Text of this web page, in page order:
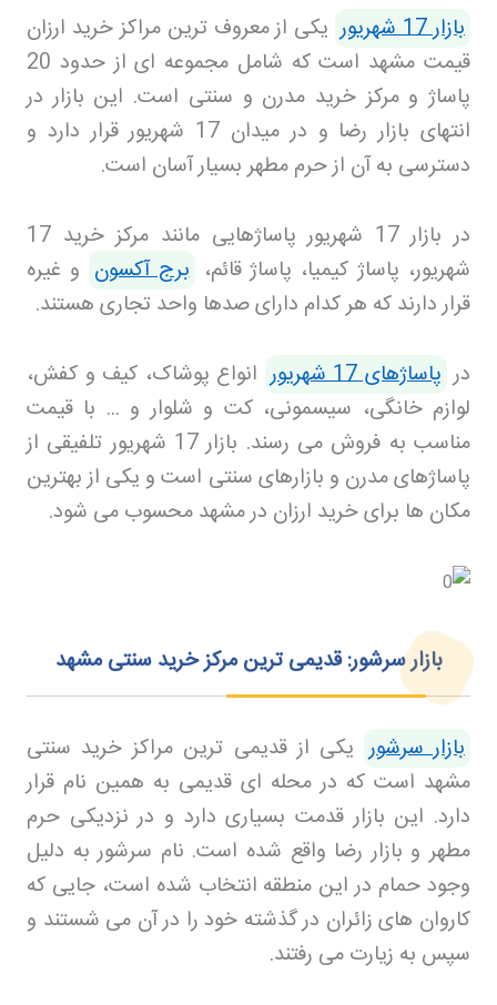
بازار 17 شهریور
یکی از معروف ترین مراکز خرید ارزان
قیمت مشهد است که شامل مجموعه ای از حدود 20
پاساژ و مرکز خرید مدرن و سنتی است. این بازار در
انتهای بازار رضا و در میدان 17 شهریور قرار دارد و
دسترسی به آن از حرم مطهر بسیار آسان است.
در بازار 17 شهریور پاساژهایی مانند مرکز خرید 17
شهریور، پاساژ کیمیا، پاساژ قائم، برج آکسون و غیره
قرار دارند که هر کدام دارای صدها واحد تجاری هستند.
در پاساژهای 17 شهریور
انواع پوشاک، کیف و کفش،
لوازم خانگی، سیسمونی، کت و شلوار و ... با قیمت
مناسب به فروش می رسند. بازار 17 شهریور تلفیقی از
پاساژهای مدرن و بازارهای سنتی است و یکی از بهترین
مکان ها برای خرید ارزان در مشهد محسوب می شود.
بازار سرشور: قدیمی‌ ترین مرکز خرید سنتی مشهد
بازار سرشور یکی از قدیمی ترین مراکز خرید سنتی
مشهد است که در محله ای قدیمی به همین نام قرار
دارد. این بازار قدمت بسیاری دارد و در نزدیکی حرم
مطهر و بازار رضا واقع شده است. نام سرشور به دلیل
وجود حمام در این منطقه انتخاب شده است، جایی که
کاروان های زائران در گذشته خود را در آن می شستند و
سپس به زیارت می رفتند.